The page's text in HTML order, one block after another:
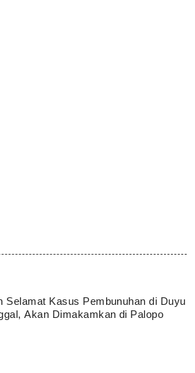
Selamat Kasus Pembunuhan di Duyu
Akan Dimakamkan di Palopo